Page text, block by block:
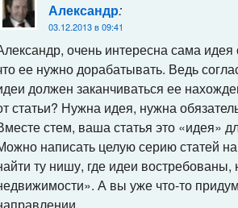
Александр:
03.12.2013 в 09:41
очень интересна сама идея
ее нужно дорабатывать. Ведь
должен заканчиваться ее
статьи? Нужна идея, нужна
стем, ваша статья это «идея»
написать целую серию статей
ту нишу, где идеи
А вы уже что-то